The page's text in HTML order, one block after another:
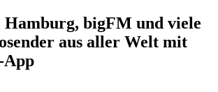
bigFM und viele
aus aller Welt mit
App